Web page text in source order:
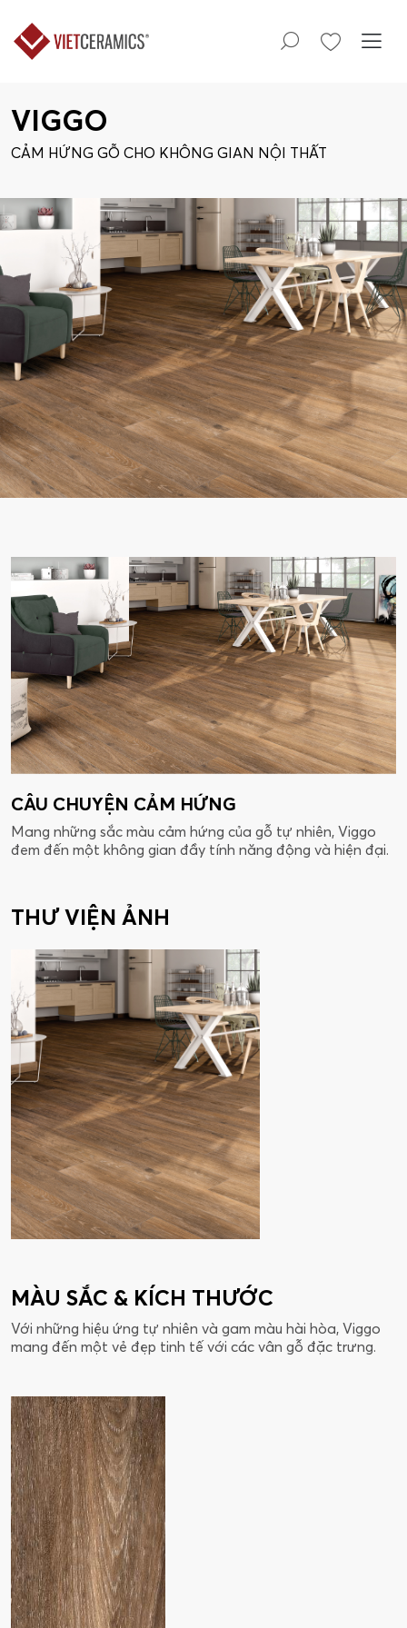
VIGGO
CẢM HỨNG GỖ CHO KHÔNG GIAN NỘI THẤT
CÂU CHUYỆN CẢM HỨNG
Mang những sắc màu cảm hứng của gỗ tự nhiên, Viggo
đem đến một không gian đầy tính năng động và hiện đại.
THƯ VIỆN ẢNH
MÀU SẮC & KÍCH THƯỚC
Với những hiệu ứng tự nhiên và gam màu hài hòa, Viggo
mang đến một vẻ đẹp tinh tế với các vân gỗ đặc trưng.